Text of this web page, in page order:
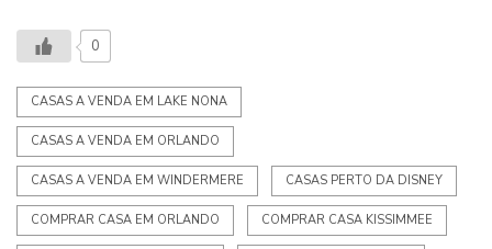
0
CASAS A VENDA EM LAKE NONA
CASAS A VENDA EM ORLANDO
CASAS A VENDA EM WINDERMERE CASAS PERTO DA DISNEY
COMPRAR CASA EM ORLANDO COMPRAR CASA KISSIMMEE